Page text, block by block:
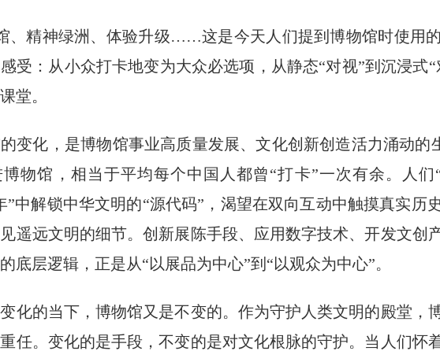
精神绿洲、体验升级……这是今天人们提到博物馆时使用
受：从小众打卡地变为大众必选项，从静态“对视”到沉浸式
堂。
化，是博物馆事业高质量发展、文化创新创造活力涌动的
物馆，相当于平均每个中国人都曾“打卡”一次有余。人
”中解锁中华文明的“源代码”，渴望在双向互动中触摸真实历
遥远文明的细节。创新展陈手段、应用数字技术、开发文创
底层逻辑，正是从“以展品为中心”到“以观众为中心”。
的当下，博物馆又是不变的。作为守护人类文明的殿堂，
任。变化的是手段，不变的是对文化根脉的守护。当人们怀